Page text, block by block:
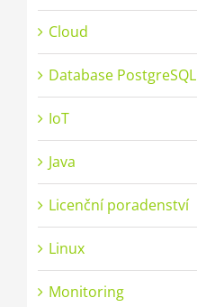
Cloud
Database PostgreSQL
IoT
Java
Licenční poradenství
Linux
Monitoring